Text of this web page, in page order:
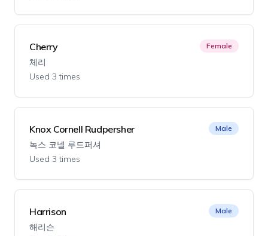
Cherry
체리
Used 3 times
Female
Knox Cornell Rudpersher
녹스 코넬 루드퍼셔
Used 3 times
Male
Harrison
해리슨
Male